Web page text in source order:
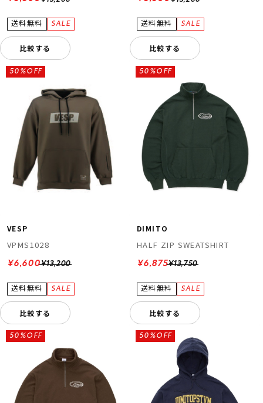
比較する 比較する
VESP
VPMS1028
¥13,200
50%OFF
¥6,600
比較する
DIMITO
HALF ZIP SWEATSHIRT
¥13,750
50%OFF
¥6,875
比較する
50%OFF 50%OFF